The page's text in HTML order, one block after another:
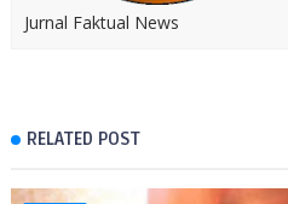
Jurnal Faktual News
RELATED POST